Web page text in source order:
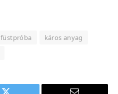
füstpróba
káros anyag